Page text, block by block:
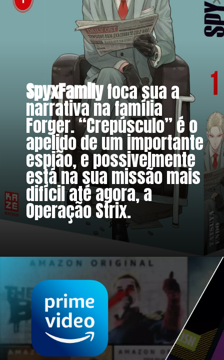
SpyxFamily foca sua a
narrativa na família
Forger. “Crepúsculo” é o
apelido de um importante
espião, e possivelmente
está na sua missão mais
difícil até agora, a
Operação Strix.